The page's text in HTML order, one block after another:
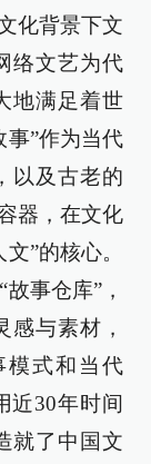
化背景下文
络文艺为代
地满足着世
事”作为当代
以及古老的
器，在文化
”的核心。
事仓库”，
与素材，
模式和当代
近30年时间
就了中国文